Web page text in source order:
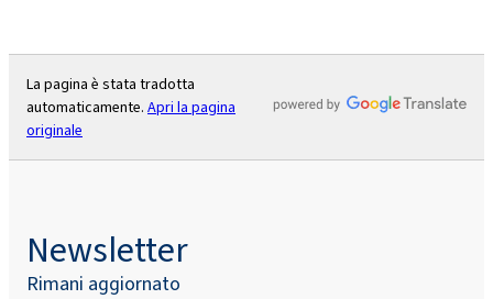
La pagina è stata tradotta
automaticamente. Apri la pagina
originale
Newsletter
Rimani aggiornato